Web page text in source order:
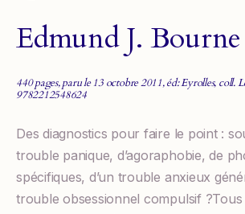
Edmund J. Bourne
440 pages, paru le 13 octobre 2011, éd: Eyrolles, coll.
9782212548624
Des diagnostics pour faire le point :
trouble panique, d’agoraphobie, de
spécifiques, d’un trouble anxieux
trouble obsessionnel compulsif ?Tous